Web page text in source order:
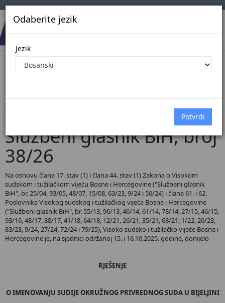
Odaberite jezik
Jezik
Pregled Dokumenata| Broj 38/26
Službeni glasnik BiH, broj
38/26
Na osnovu člana 17. stav (1) i člana 44. stav (1) Zakona o Visokom
sudskom i tužilačkom vijeću Bosne i Hercegovine ("Službeni glasnik
BiH", br. 25/04, 93/05, 48/07, 15/08, 63/23, 9/24 i 50/24) i člana 61. i 62.
Poslovnika Visokog sudskog i tužilačkog vijeća Bosne i Hercegovine
("Službeni glasnik BiH", br. 55/13, 96/13, 46/14, 61/14, 78/14, 27/15, 46/15,
93/16, 48/17, 88/17, 41/18, 64/18, 12/21, 26/21, 35/21, 68/21, 1/22, 26/23,
83/23, 9/24, 27/24, 72/24 i 79/25), Visoko sudsko i tužilačko vijeće Bosne i
Hercegovine je, na sjednici održanoj 15. i 16.10.2025. godine, donijelo
RJEŠENJE
O IMENOVANJU SUDIJE OKRUŽNOG PRIVREDNOG SUDA U BIJELJINI